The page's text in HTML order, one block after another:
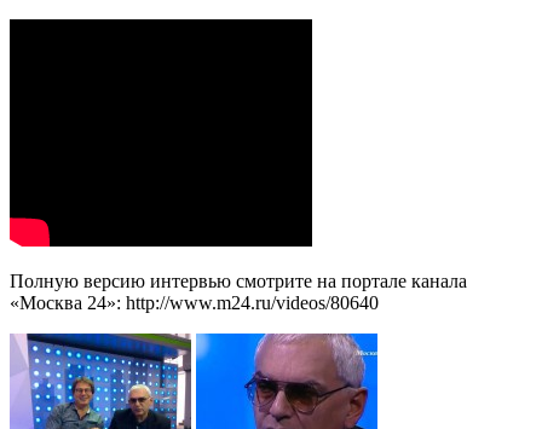
Полную версию интервью смотрите на портале канала
«Москва 24»: http://www.m24.ru/videos/80640